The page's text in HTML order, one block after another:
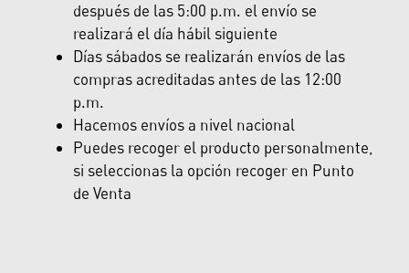
después de las 5:00 p.m. el envío se
realizará el día hábil siguiente
Días sábados se realizarán envíos de las
compras acreditadas antes de las 12:00
p.m.
Hacemos envíos a nivel nacional
Puedes recoger el producto personalmente,
si seleccionas la opción recoger en Punto
de Venta